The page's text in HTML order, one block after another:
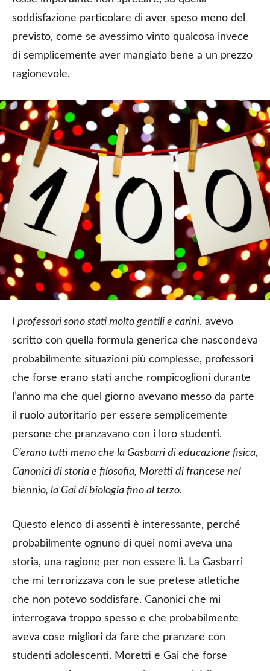
soddisfazione particolare di aver speso meno del
previsto, come se avessimo vinto qualcosa invece
di semplicemente aver mangiato bene a un prezzo
ragionevole.
I professori sono stati molto gentili e carini, avevo
scritto con quella formula generica che nascondeva
probabilmente situazioni più complesse, professori
che forse erano stati anche rompicoglioni durante
l’anno ma che quel giorno avevano messo da parte
il ruolo autoritario per essere semplicemente
persone che pranzavano con i loro studenti.
C’erano tutti meno che la Gasbarri di educazione fisica,
Canonici di storia e filosofia, Moretti di francese nel
biennio, la Gai di biologia fino al terzo.
Questo elenco di assenti è interessante, perché
probabilmente ognuno di quei nomi aveva una
storia, una ragione per non essere lì. La Gasbarri
che mi terrorizzava con le sue pretese atletiche
che non potevo soddisfare. Canonici che mi
interrogava troppo spesso e che probabilmente
aveva cose migliori da fare che pranzare con
studenti adolescenti. Moretti e Gai che forse